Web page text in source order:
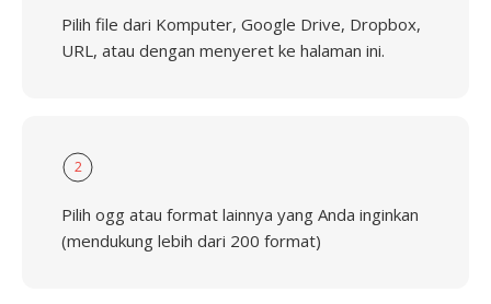
Pilih file dari Komputer, Google Drive, Dropbox,
URL, atau dengan menyeret ke halaman ini.
2
Pilih ogg atau format lainnya yang Anda inginkan
(mendukung lebih dari 200 format)